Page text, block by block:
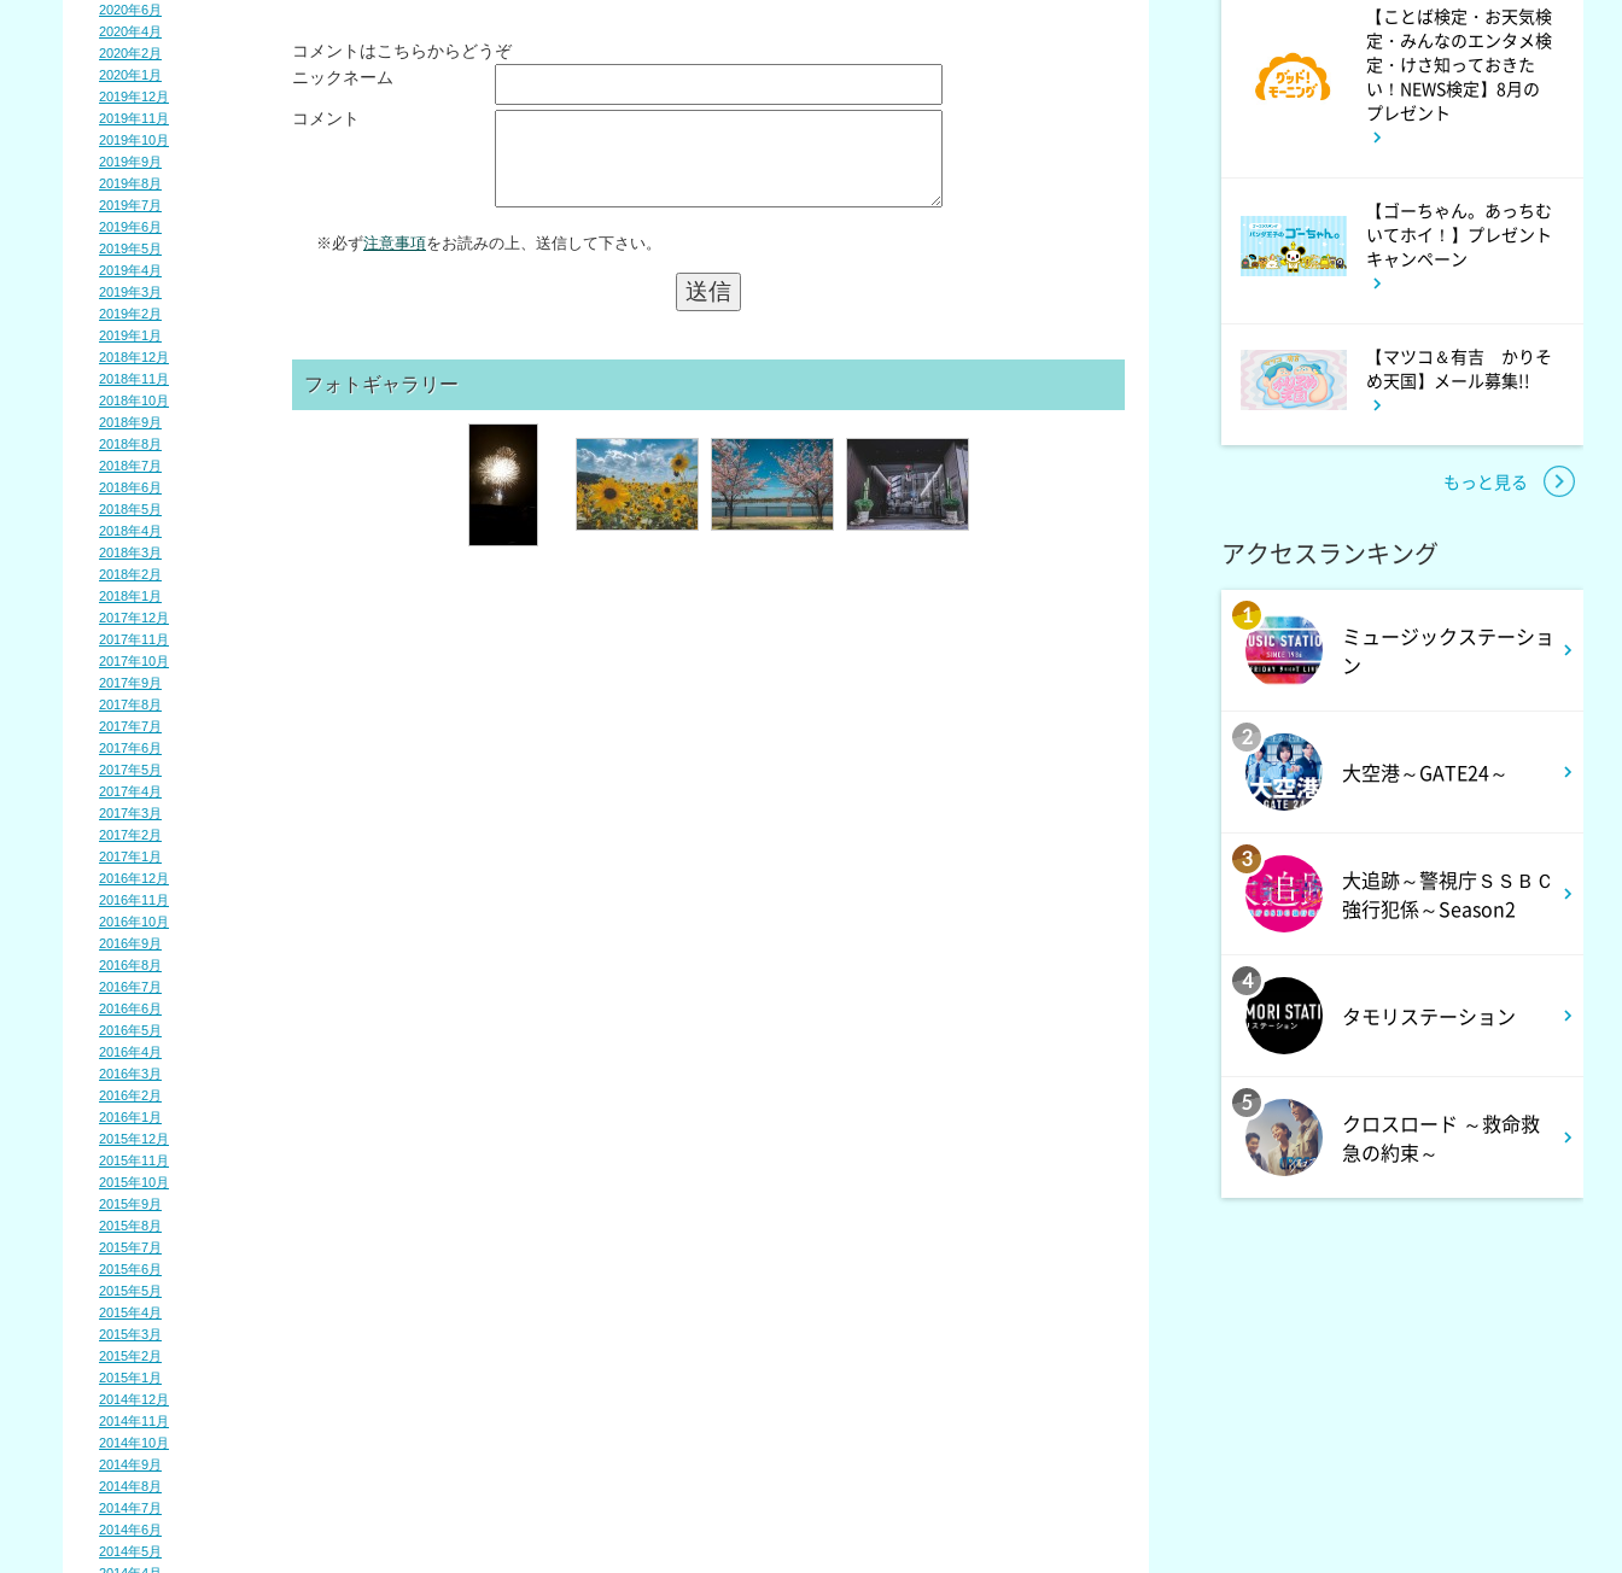
2020年6月
2020年4月
2020年2月
2020年1月
2019年12月
2019年11月
2019年10月
2019年9月
2019年8月
2019年7月
2019年6月
2019年5月
2019年4月
2019年3月
2019年2月
2019年1月
2018年12月
2018年11月
2018年10月
2018年9月
2018年8月
2018年7月
2018年6月
2018年5月
2018年4月
2018年3月
2018年2月
2018年1月
2017年12月
2017年11月
2017年10月
2017年9月
2017年8月
2017年7月
2017年6月
2017年5月
2017年4月
2017年3月
2017年2月
2017年1月
2016年12月
2016年11月
2016年10月
2016年9月
2016年8月
2016年7月
2016年6月
2016年5月
2016年4月
2016年3月
2016年2月
2016年1月
2015年12月
2015年11月
2015年10月
2015年9月
2015年8月
2015年7月
2015年6月
2015年5月
2015年4月
2015年3月
2015年2月
2015年1月
2014年12月
2014年11月
2014年10月
2014年9月
2014年8月
2014年7月
2014年6月
2014年5月
コメントはこちらからどうぞ
ニックネーム
コメント
※必ず注意事項をお読みの上、送信して下さい。
フォトギャラリー
ワールドプロレスリング
深夜 2:00
「きみを愛する気はない」と言
てきます #6
2:30
花織さんは転生しても喧嘩がし
たい【ANiMAZiNG!!!】 #5
覗き見!芸人たちの座持ちがい
深夜 3:30
主演『ホ食堂～時空を超えた恋
のシェフ』第1話・前編
【ことば検定・お天気検
定・みんなのエンタメ検
定・けさ知っておきた
い！NEWS検定】8月の
プレゼント
【ゴーちゃん。あっちむ
いてホイ！】プレゼント
キャンペーン
【マツコ＆有吉 かりそ
め天国】メール募集!!
もっと見る
アクセスランキング
1
ミュージックステーショ
ン
2
大空港～GATE24～
3
大追跡～警視庁ＳＳＢＣ
強行犯係～Season2
4
タモリステーション
5
クロスロード ～救命救
急の約束～